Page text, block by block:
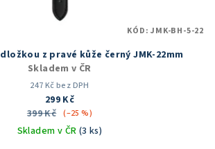
z pravé kůže černý JMK-22mm
Skladem v ČR
247 Kč bez DPH
299 Kč
399 Kč (–25 %)
Skladem v ČR (3 ks)
KÓD:JMK-BH-5-22